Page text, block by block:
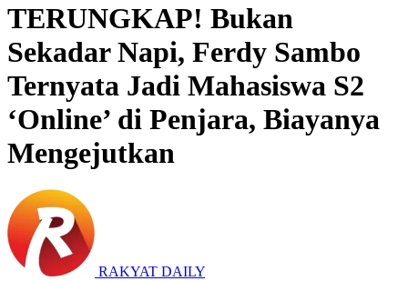
TERUNGKAP! Bukan
Sekadar Napi, Ferdy Sambo
Ternyata Jadi Mahasiswa S2
‘Online’ di Penjara, Biayanya
Mengejutkan
RAKYAT DAILY